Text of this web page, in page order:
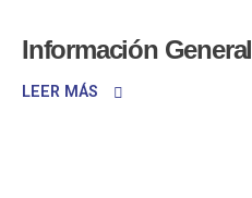
Información General
LEER MÁS